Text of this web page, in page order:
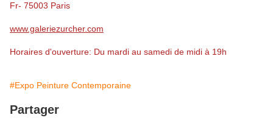
Fr- 75003 Paris
www.galeriezurcher.com
Horaires d'ouverture: Du mardi au samedi de midi à 19h
#Expo Peinture Contemporaine
Partager